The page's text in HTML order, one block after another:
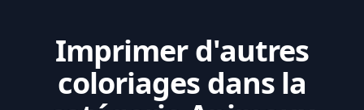
Imprimer d'autres
coloriages dans la